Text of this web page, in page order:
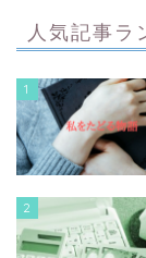
人気記事ラ
1
2